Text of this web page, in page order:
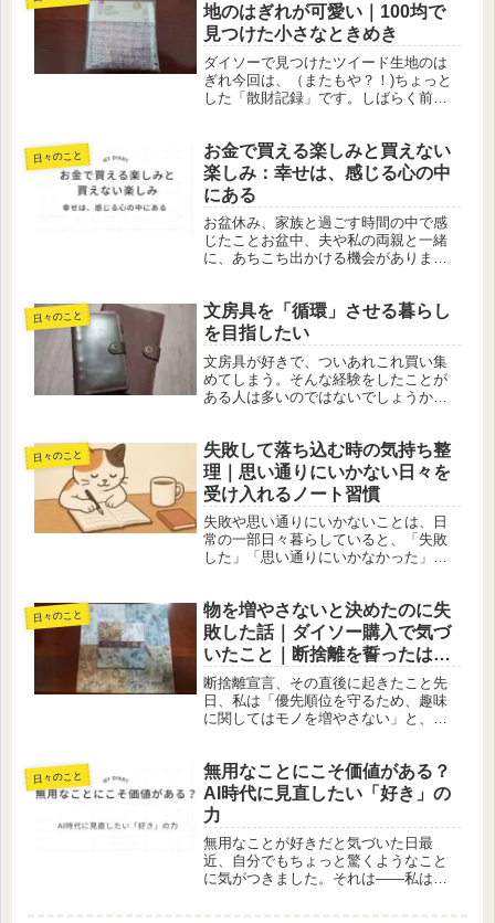
地のはぎれが可愛い｜100均で
見つけた小さなときめき
ダイソーで見つけたツイード生地のは
ぎれ今回は、（またもや？！)ちょっと
した「散財記録」です。しばらく前か
わらかく可愛い雰囲気。見ているだけ
で気分が上がる素材ですよね。ただ、...
日々のこと
お金で買える楽しみと買えない
楽しみ：幸せは、感じる心の中
にある
お盆休み、家族と過ごす時間の中で感
じたことお盆中、夫や私の両親と一緒
に、あちこち出かける機会がありまし
との一部は変更せざるを得ませんでし
た。それでも、初めて訪れる土地の空
気...
日々のこと
文房具を「循環」させる暮らし
を目指したい
文房具が好きで、ついあれこれ買い集
めてしまう。そんな経験をしたことが
ある人は多いのではないでしょうか。
にはペンやノート、マスキングテープ
がたくさん。「これ、使い切れるのか
な...
日々のこと
失敗して落ち込む時の気持ち整
理｜思い通りにいかない日々を
受け入れるノート習慣
失敗や思い通りにいかないことは、日
常の一部日々暮らしていると、「失敗
した」「思い通りにいかなかった」と
上に落ち込んだり、驚くほど引きずっ
てしまったりするタイプでした。気持
ち...
日々のこと
物を増やさないと決めたのに失
敗した話｜ダイソー購入で気づ
いたこと｜断捨離を誓ったはず
では
断捨離宣言、その直後に起きたこと先
日、私は「優先順位を守るため、趣味
に関してはモノを増やさない」と、こ
道具や素材は極力増やさず、今あるも
のを使い切る。自分なりに、よく考え
た...
日々のこと
無用なことにこそ価値がある？
AI時代に見直したい「好き」の
力
無用なことが好きだと気づいた日最
近、自分でもちょっと驚くようなこと
に気がつきました。それは――私は